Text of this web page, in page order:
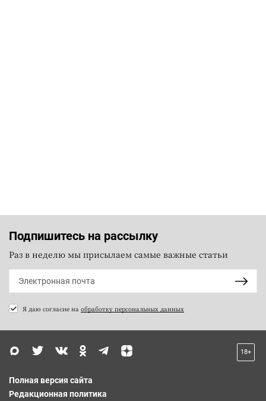
Подпишитесь на рассылку
Раз в неделю мы присылаем самые важные статьи
Я даю согласие на обработку персональных данных
18+
Полная версия сайта
Редакционная политика